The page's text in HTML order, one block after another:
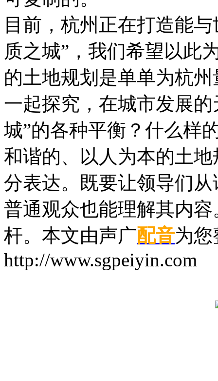
目前，杭州正在打造能
质之城”，我们希望以此
的土地规划是单单为杭
一起探究，在城市发展
城”的各种平衡？什么样
和谐的、以人为本的土
分表达。既要让领导们
普通观众也能理解其内
杆。本文由声广配音为
http://www.sgpeiyin.com